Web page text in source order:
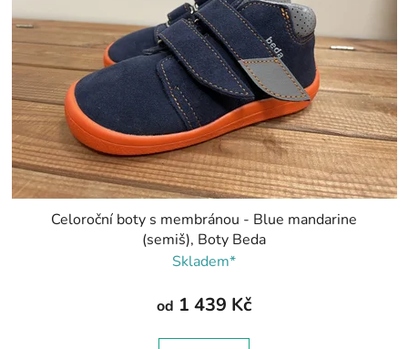
Celoroční boty s membránou - Blue mandarine
(semiš), Boty Beda
Skladem*
od 1 439 Kč